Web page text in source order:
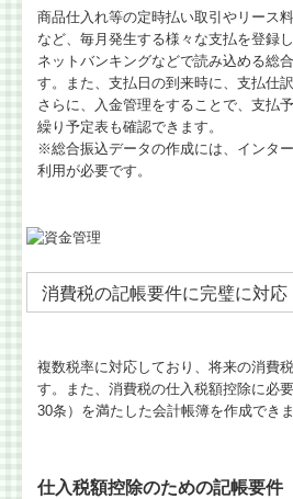
商品仕入れ等の定時払い取引やリース
など、毎月発生する様々な支払を登録
ネットバンキングなどで読み込める総
す。また、支払日の到来時に、支払仕
さらに、入金管理をすることで、支払
繰り予定表も確認できます。
※総合振込データの作成には、インタ
利用が必要です。
消費税の記帳要件に完璧に対応
複数税率に対応しており、将来の消費
す。また、消費税の仕入税額控除に必
30条）を満たした会計帳簿を作成できま
仕入税額控除のための記帳要件